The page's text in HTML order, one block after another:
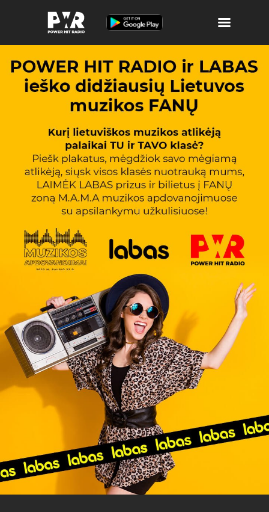
Atributika
Laidos ir Archyvas
Muzika
Apie POWER
Žaidimai